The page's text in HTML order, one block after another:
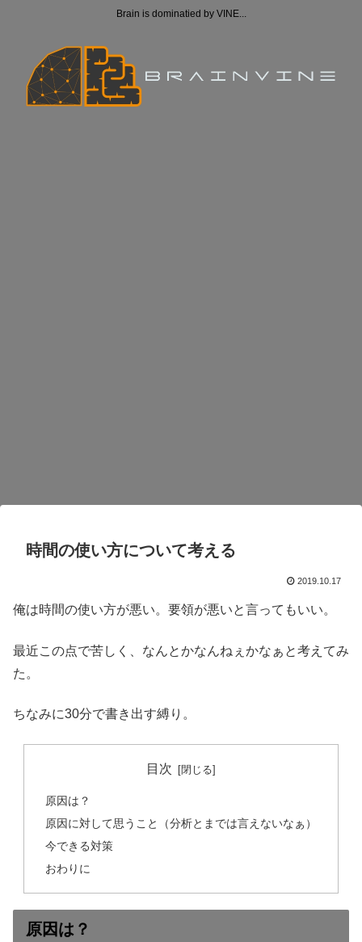
Brain is dominatied by VINE...
時間の使い方について考える
2019.10.17
俺は時間の使い方が悪い。要領が悪いと言ってもいい。
最近この点で苦しく、なんとかなんねぇかなぁと考えてみ
た。
ちなみに30分で書き出す縛り。
目次
原因は？
原因に対して思うこと（分析とまでは言えないなぁ）
今できる対策
おわりに
原因は？